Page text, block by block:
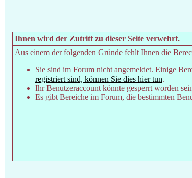
Ihnen wird der Zutritt zu dieser Seite verwehrt.
Aus einem der folgenden Gründe fehlt Ihnen die
Sie sind im Forum nicht angemeldet. Einige
registriert sind, können Sie dies hier tun.
Ihr Benutzeraccount könnte gesperrt worden
Es gibt Bereiche im Forum, die bestimmten